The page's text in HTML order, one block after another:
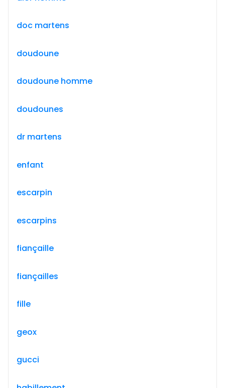
doc martens
doudoune
doudoune homme
doudounes
dr martens
enfant
escarpin
escarpins
fiançaille
fiançailles
fille
geox
gucci